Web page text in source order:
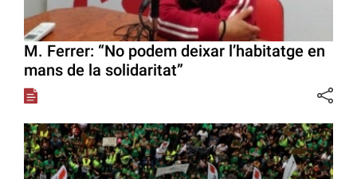
M. Ferrer: “No podem deixar l’habitatge en
mans de la solidaritat”